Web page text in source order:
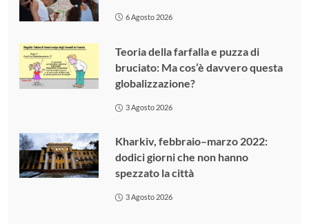
6 Agosto 2026
Teoria della farfalla e puzza di
bruciato: Ma cos’è davvero questa
globalizzazione?
3 Agosto 2026
Kharkiv, febbraio–marzo 2022:
dodici giorni che non hanno
spezzato la città
3 Agosto 2026